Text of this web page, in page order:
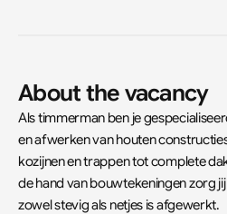
About the vacancy
Als timmerman ben je
en afwerken van houten
kozijnen en trappen tot complete
de hand van bouwtekeningen zorg
zowel stevig als netjes is afgewerkt.